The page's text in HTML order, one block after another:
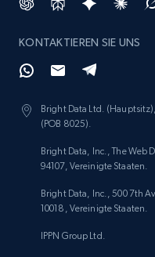
URL, Product id,
Reviews count shop,
price, and more.
1.9K+ 322+
KONTAKTIEREN SIE UNS
Bright Data Ltd.
(POB 8025).
Bright Data, Inc., The Web
94107, Vereinigte Staaten.
Bright Data, Inc., 500 7th
10018, Vereinigte Staaten.
IPPN Group Ltd.